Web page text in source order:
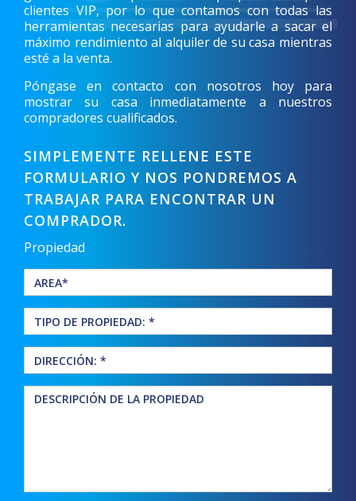
clientes VIP, por lo que contamos con todas las
herramientas necesarias para ayudarle a sacar el
máximo rendimiento al alquiler de su casa mientras
esté a la venta.
Póngase en contacto con nosotros hoy para
mostrar su casa inmediatamente a nuestros
compradores cualificados.
SIMPLEMENTE RELLENE ESTE
FORMULARIO Y NOS PONDREMOS A
TRABAJAR PARA ENCONTRAR UN
COMPRADOR.
Propiedad